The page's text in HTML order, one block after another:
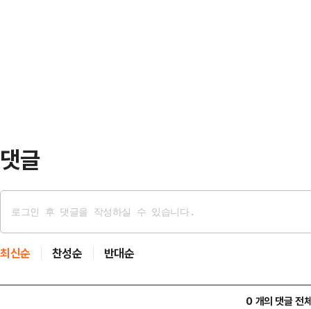
댓글
최신순 찬성순 반대순
0 개의 댓글 전